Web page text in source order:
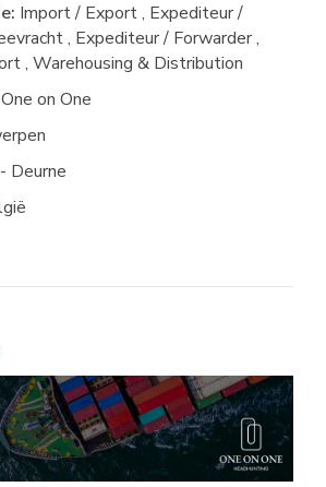
Import / Export, Expediteur /
, Expediteur / Forwarder,
, Warehousing & Distribution
One on One
Deurne